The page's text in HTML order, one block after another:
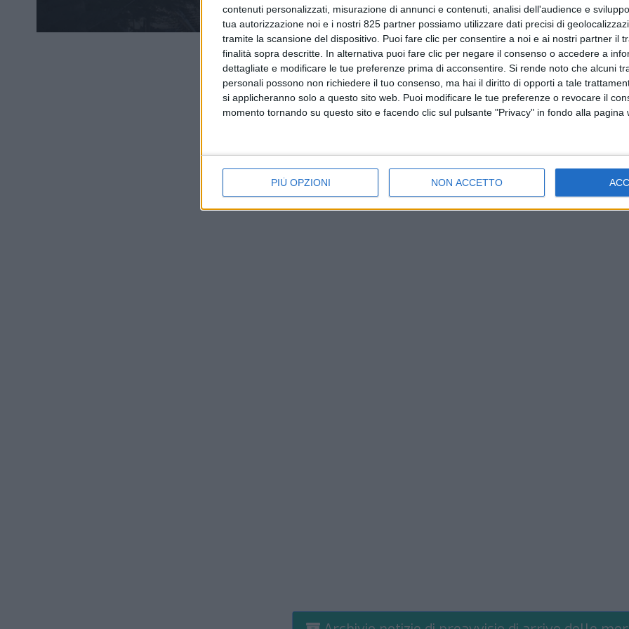
contenuti personalizzati, misurazione di annunci e contenuti, analisi dell'audience e
tua autorizzazione noi e i nostri 825 partner possiamo utilizzare dati precisi di
tramite la scansione del dispositivo. Puoi fare clic per consentire a noi e ai nostri partner il
finalità sopra descritte. In alternativa puoi fare clic per negare il consenso o accedere a
dettagliate e modificare le tue preferenze prima di acconsentire. Si rende noto che alcuni
personali possono non richiedere il tuo consenso, ma hai il diritto di opporti a tale
si applicheranno solo a questo sito web. Puoi modificare le tue preferenze o revocare il
momento tornando su questo sito e facendo clic sul pulsante "Privacy" in fondo alla pagina
PIÙ OPZIONI NON ACCETTO